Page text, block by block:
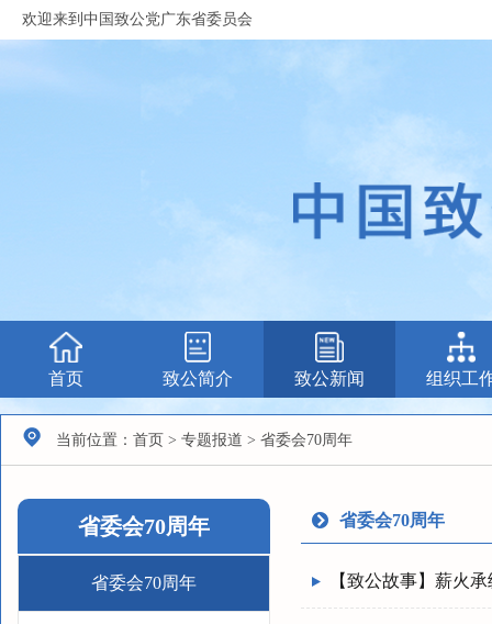
欢迎来到中国致公党广东省委员会
首页 致公简介 致公新闻 组织工
当前位置：首页 > 专题报道 > 省委会70周年
省委会70周年
省委会70周年
省委会70周年
【致公故事】薪火